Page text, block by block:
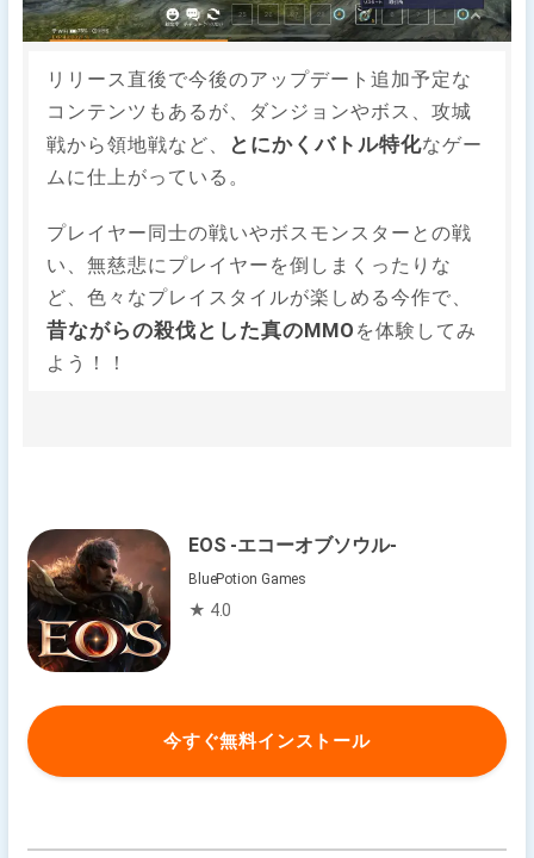
リリース直後で今後のアップデート追加予定な
コンテンツもあるが、ダンジョンやボス、攻城
戦から領地戦など、
とにかくバトル特化なゲー
ムに仕上がっている。
プレイヤー同士の戦いやボスモンスターとの戦
い、無慈悲にプレイヤーを倒しまくったりな
ど、色々なプレイスタイルが楽しめる今作で、
昔ながらの殺伐とした真のMMO を体験してみ
よう！！
EOS -エコーオブソウル-
BluePotion Games
★ 4.0
今すぐ無料インストール